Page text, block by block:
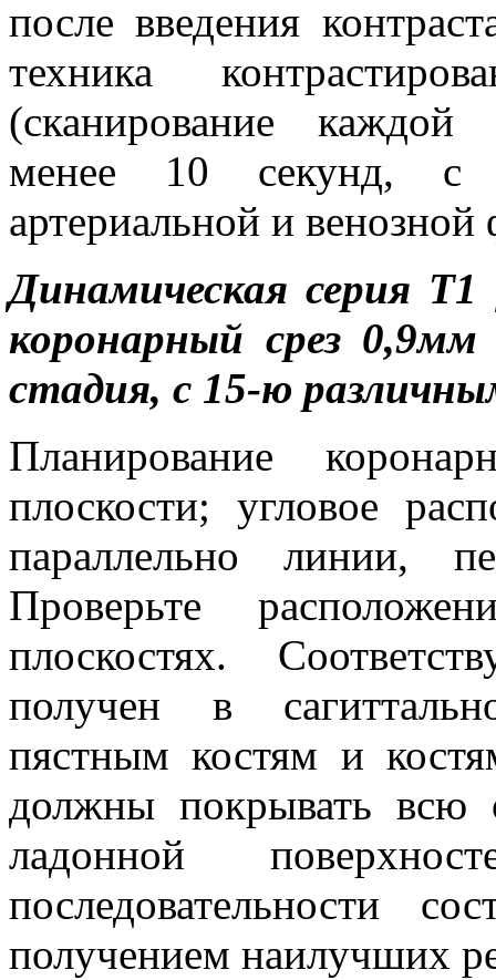
после введения
техника
(сканирование каждой
менее 10 секунд, с
артериальной и венозной
Динамическая серия
коронарный срез
стадия, с 15-ю
Планирование
плоскости; угловое
параллельно линии,
Проверьте
плоскостях.
получен в
пястным костям и
должны покрывать всю
ладонной
последовательности
получением наилучших